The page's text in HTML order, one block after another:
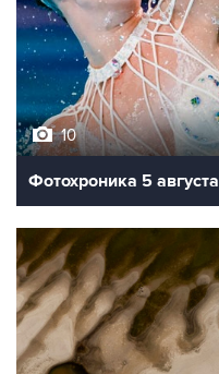
10
Фотохроника 5 августа